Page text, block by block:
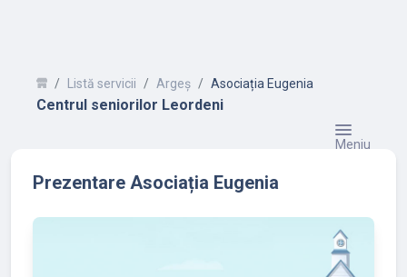
Listă servicii Argeș Asociația Eugenia
Centrul seniorilor Leordeni
Meniu
Prezentare Asociația Eugenia